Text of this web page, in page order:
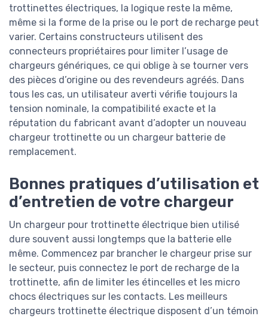
trottinettes électriques, la logique reste la même,
même si la forme de la prise ou le port de recharge peut
varier. Certains constructeurs utilisent des
connecteurs propriétaires pour limiter l’usage de
chargeurs génériques, ce qui oblige à se tourner vers
des pièces d’origine ou des revendeurs agréés. Dans
tous les cas, un utilisateur averti vérifie toujours la
tension nominale, la compatibilité exacte et la
réputation du fabricant avant d’adopter un nouveau
chargeur trottinette ou un chargeur batterie de
remplacement.
Bonnes pratiques d’utilisation et
d’entretien de votre chargeur
Un chargeur pour trottinette électrique bien utilisé
dure souvent aussi longtemps que la batterie elle
même. Commencez par brancher le chargeur prise sur
le secteur, puis connectez le port de recharge de la
trottinette, afin de limiter les étincelles et les micro
chocs électriques sur les contacts. Les meilleurs
chargeurs trottinette électrique disposent d’un témoin